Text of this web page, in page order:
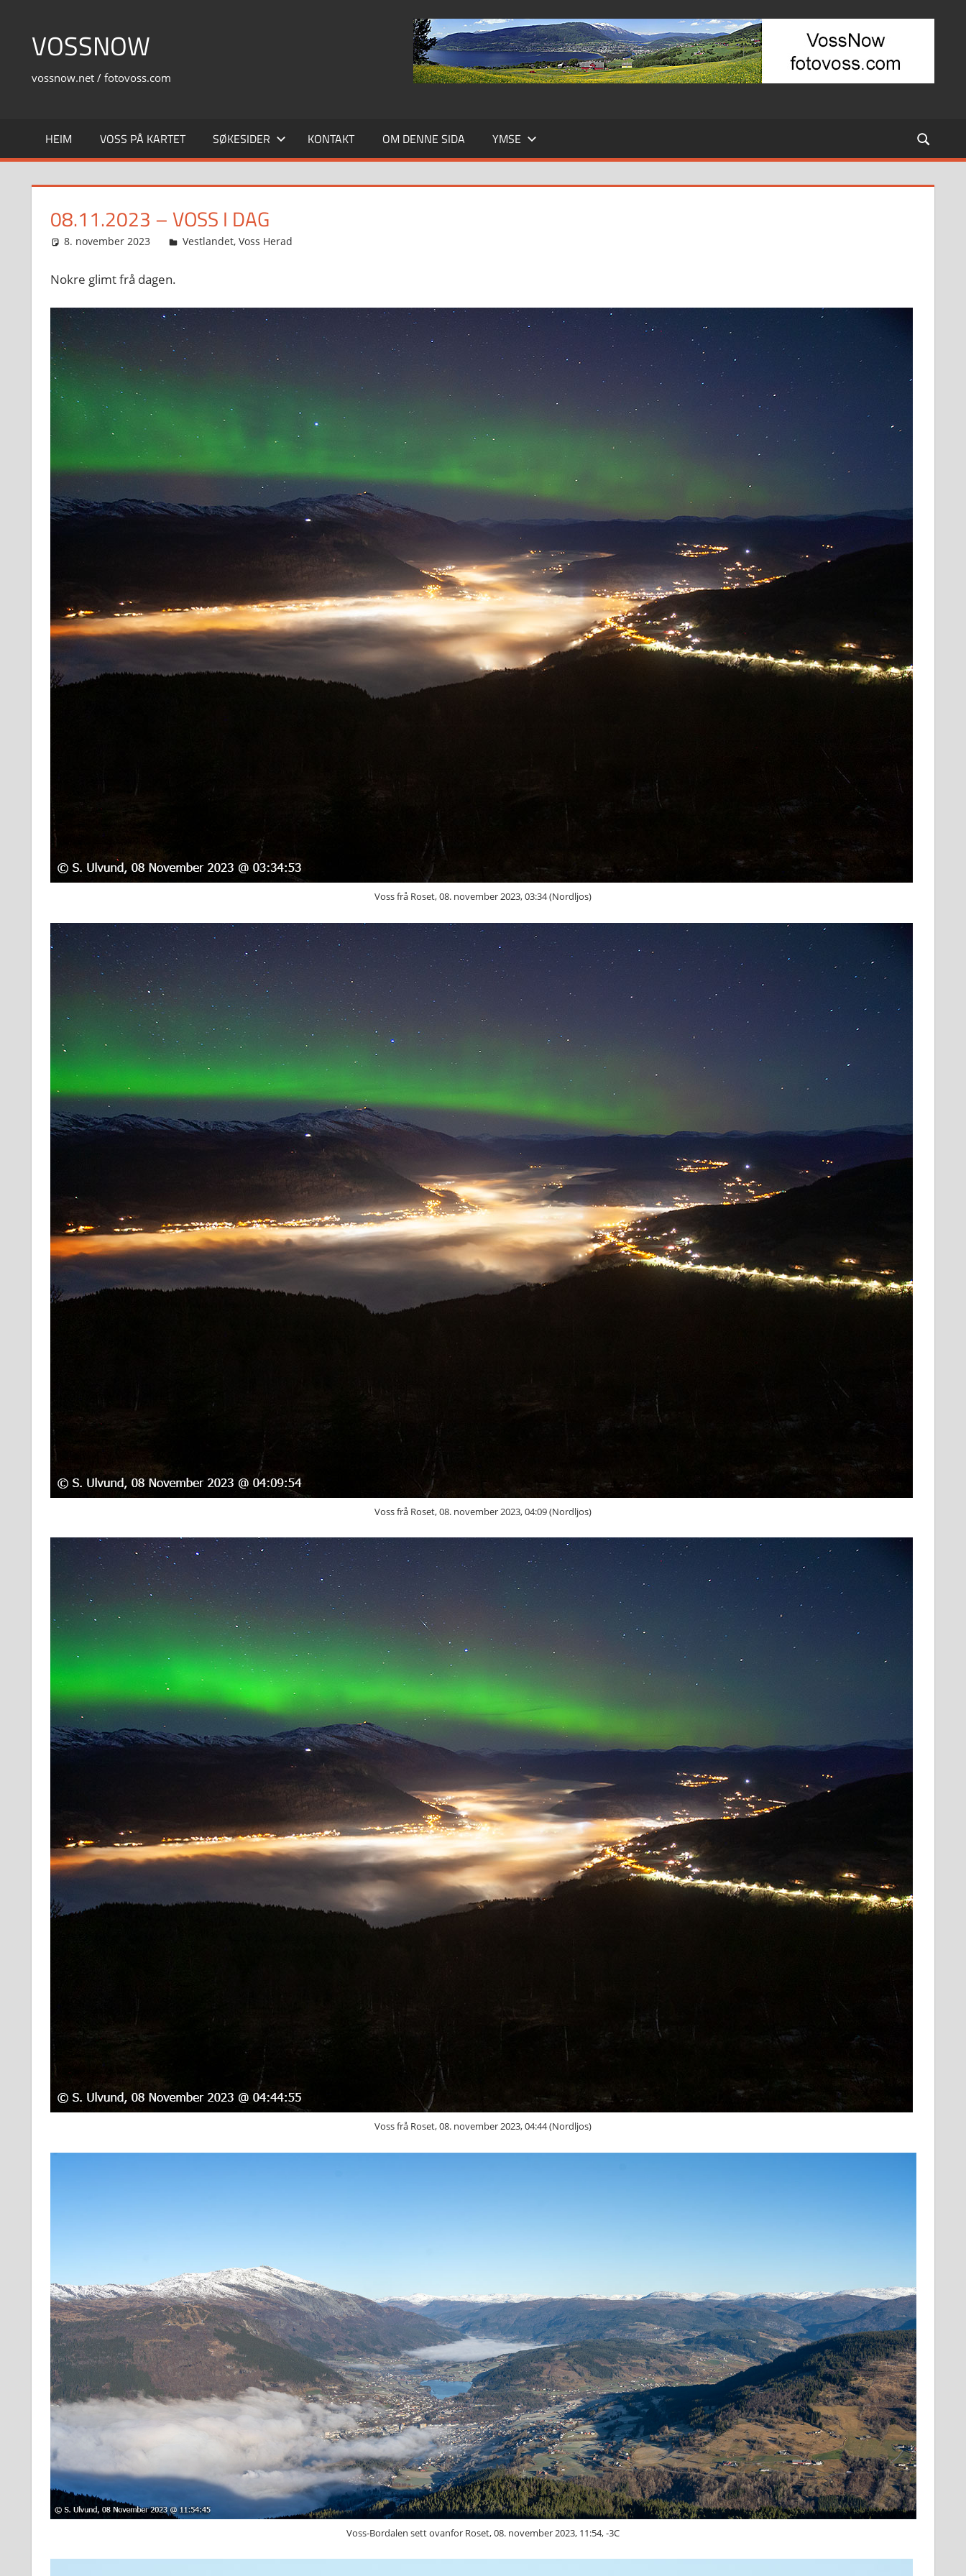
contentVOSSNOW
vossnow.net / fotovoss.com
HEIM VOSS PÅ KARTET SØKESIDER KONTAKT OM DENNE SIDA YMSE
08.11.2023 – VOSS I DAG
8. november 2023 Svein
Vestlandet, Voss Herad
Nokre glimt frå dagen.
Voss frå Roset, 08. november 2023, 03:34 (Nordljos)
Voss frå Roset, 08. november 2023, 04:09 (Nordljos)
Voss frå Roset, 08. november 2023, 04:44 (Nordljos)
Voss-Bordalen sett ovanfor Roset, 08. november 2023, 11:54, -3C